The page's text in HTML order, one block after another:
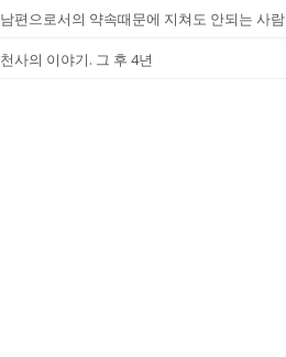
남편으로서의 약속때문에 지쳐도 안되는 사람
천사의 이야기. 그 후 4년